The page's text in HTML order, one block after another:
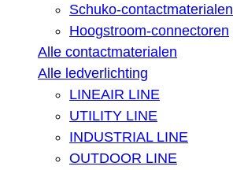
Schuko-contactmaterialen
Hoogstroom-connectoren
Alle contactmaterialen
Alle ledverlichting
LINEAIR LINE
UTILITY LINE
INDUSTRIAL LINE
OUTDOOR LINE